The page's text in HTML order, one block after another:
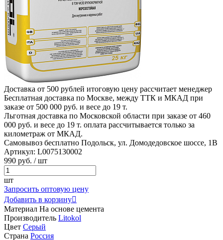
Доставка от 500 рублей итоговую цену рассчитает менеджер
Бесплатная доставка по Москве, между ТТК и МКАД при
заказе от 500 000 руб. и весе до 19 т.
Льготная доставка по Московской области при заказе от 460
000 руб. и весе до 19 т. оплата рассчитывается только за
километраж от МКАД.
Самовывоз бесплатно Подольск, ул. Домодедовское шоссе, 1В
Артикул: L0075130002
990 руб. / шт
шт
Запросить оптовую цену
Добавить в корзину
Материал На основе цемента
Производитель Litokol
Цвет Серый
Страна Россия